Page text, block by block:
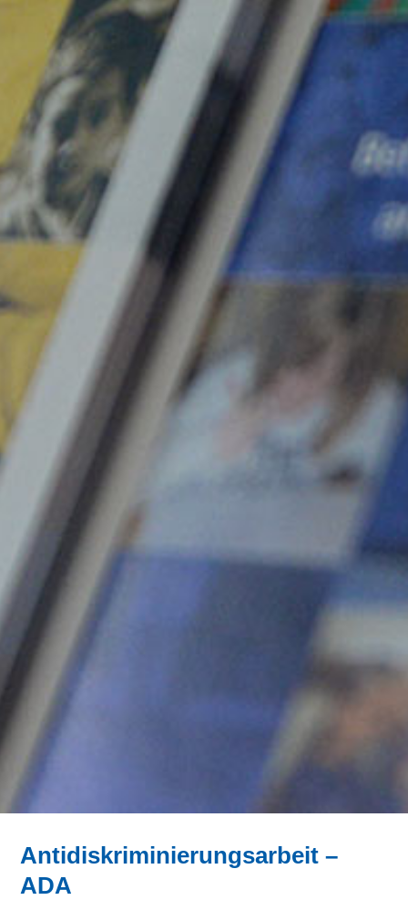
Antidiskrimi­nierungs­arbeit –
ADA